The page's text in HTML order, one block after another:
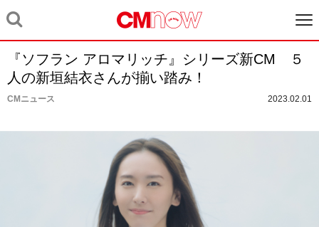
『ソフラン アロマリッチ』シリーズ新CM ５
人の新垣結衣さんが揃い踏み！
CMニュース 2023.02.01